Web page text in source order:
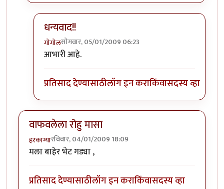
धन्यवाद!!
गोगोलसोमवार, 05/01/2009 06:23
In reply to
आभारी आहे.
प्रतिसाद देण्यासाठीलॉग इन कराकिंवासदस्य व्हा
वाफवलेला रोहु मासा
हरकाम्यारविवार, 04/01/2009 18:09
मला बाहेर भेट गड्या ,
प्रतिसाद देण्यासाठीलॉग इन कराकिंवासदस्य व्हा